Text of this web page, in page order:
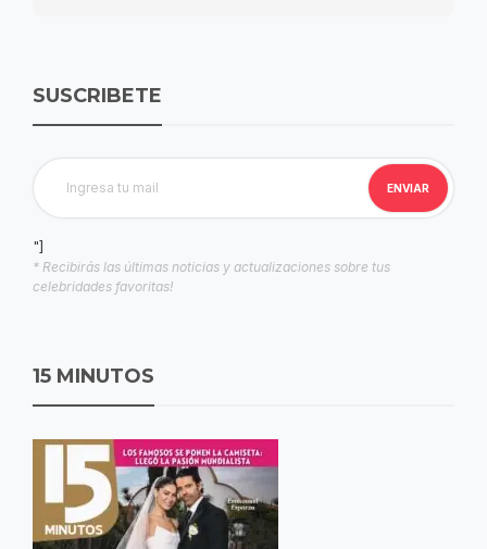
SUSCRIBETE
"]
* Recibirás las últimas noticias y actualizaciones sobre tus
celebridades favoritas!
15 MINUTOS